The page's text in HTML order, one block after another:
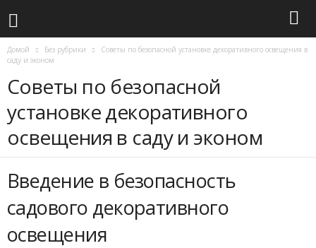
Домой Без рубрики
Советы по безопасной установке декоративного освещения в
саду и эконом
Советы по безопасной
установке декоративного
освещения в саду и эконом
Введение в безопасность
садового декоративного
освещения